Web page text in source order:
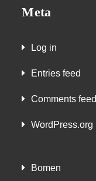
Meta
Log in
Entries feed
Comments feed
WordPress.org
Bomen